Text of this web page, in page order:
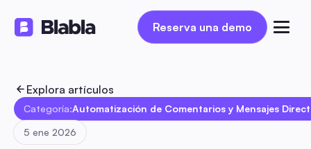
Reserva una demo
Reserva una demo
Explora artículos
Categoría:Automatización de Comentarios y Mensajes
5 ene 2026